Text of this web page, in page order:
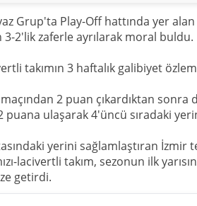
Grup'ta Play-Off hattında yer
2'lik zaferle ayrılarak moral buldu.
takımın 3 haftalık galibiyet
2 puan çıkardıktan
puana ulaşarak 4'üncü sıradaki
yerini sağlamlaştıran
lacivertli takım, sezonun ilk
getirdi.